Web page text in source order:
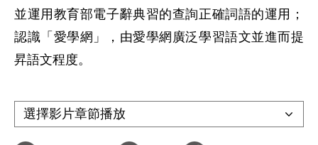
並運用教育部電子辭典習的查詢正確詞語的運用；
認識「愛學網」，由愛學網廣泛學習語文並進而提
昇語文程度。